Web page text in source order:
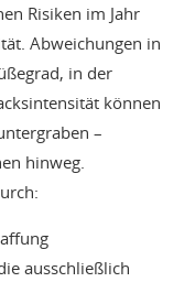
Risiken im Jahr
Abweichungen in
in der
können
–
hinweg.
ausschließlich